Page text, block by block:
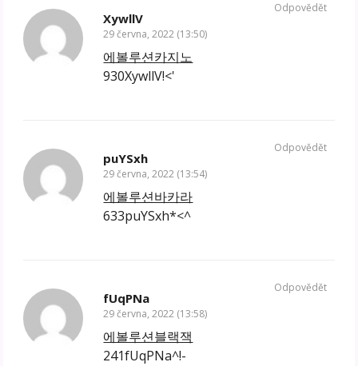
XywllV
29 června, 2022 (13:50)
에볼루션카지노
930XywllV!<'
Odpovědět
puYSxh
29 června, 2022 (13:54)
에볼루션바카라
633puYSxh*<^
Odpovědět
fUqPNa
29 června, 2022 (13:58)
에볼루션블랙잭
241fUqPNa^!-
Odpovědět